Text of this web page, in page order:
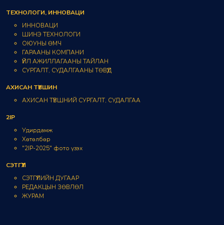
ТЕХНОЛОГИ, ИННОВАЦИ
ИННОВАЦИ
ШИНЭ ТЕХНОЛОГИ
ОЮУНЫ ӨМЧ
ГАРААНЫ КОМПАНИ
ҮЙЛ АЖИЛЛАГААНЫ ТАЙЛАН
СУРГАЛТ, СУДАЛГААНЫ ТӨВҮҮД
АХИСАН ТҮВШИН
АХИСАН ТҮВШНИЙ СУРГАЛТ, СУДАЛГАА
2IP
Удирдамж
Хөтөлбөр
"2IP-2025" фото үзэх
СЭТГҮҮЛ
СЭТГҮҮЛИЙН ДУГААР
РЕДАКЦЫН ЗӨВЛӨЛ
ЖУРАМ